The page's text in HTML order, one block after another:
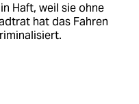
Haft, weil sie ohne
hat das Fahren